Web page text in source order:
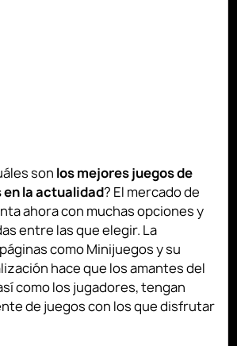
son los mejores juegos de
la actualidad? El mercado de
ahora con muchas opciones y
entre las que elegir. La
como Minijuegos y su
hace que los amantes del
como los jugadores, tengan
de juegos con los que disfrutar